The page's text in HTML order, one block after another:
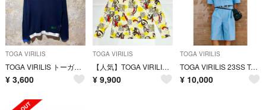
TOGA VIRILIS
TOGA VIRILIS トーガビリリース メッシュカットソー ロンT
¥ 3,600
TOGA VIRILIS
【人気】TOGA VIRILIS TOGA ARCHIVES タートルネック
¥ 9,900
TOGA VIRILIS
TOGA VIRILIS 23SS Typewriter short shirt
¥ 10,000